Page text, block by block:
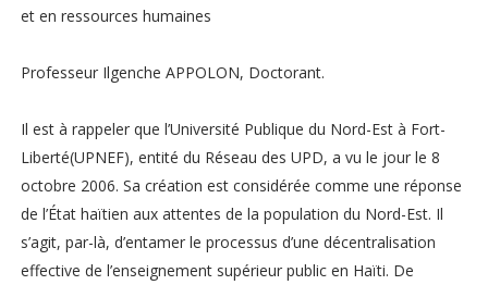
et en ressources humaines
Professeur Ilgenche APPOLON, Doctorant.
Il est à rappeler que l’Université Publique du Nord-Est à Fort-
Liberté(UPNEF), entité du Réseau des UPD, a vu le jour le 8
octobre 2006. Sa création est considérée comme une réponse
de l’État haïtien aux attentes de la population du Nord-Est. Il
s’agit, par-là, d’entamer le processus d’une décentralisation
effective de l’enseignement supérieur public en Haïti. De